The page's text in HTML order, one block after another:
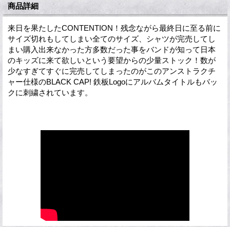
商品詳細
来日を果たしたCONTENTION！残念ながら最終日に至る前に
サイズ切れもしてしまい全てのサイズ、シャツが完売してし
まい購入出来なかった方多数だった事をバンドが知って日本
のキッズに来て欲しいという要望からの少量ストック！数が
少なすぎてすぐに完売してしまったのがこのアンストラクチ
ャー仕様のBLACK CAP! 鉄板Logoにアルバムタイトルもバッ
クに刺繍されています。